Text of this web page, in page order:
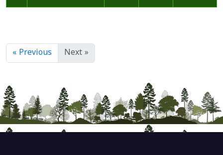
« Previous Next »